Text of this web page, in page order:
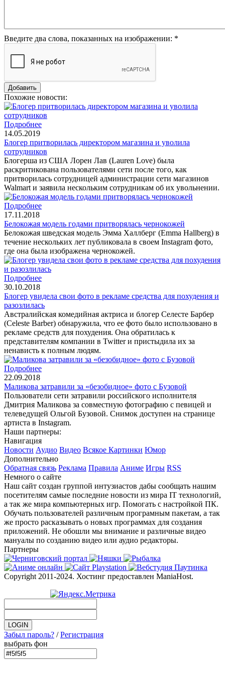
Введите два слова, показанных на изображении: *
Похожие новости:
Подробнее
14.05.2019
Блогер притворилась директором магазина и уволила
сотрудников
Блогерша из США Лорен Лав (Lauren Love) была
раскритикована пользователями сети после того, как
притворилась сотрудницей администрации сети магазинов
Walmart и заявила нескольким сотрудникам об их увольнении.
Подробнее
17.11.2018
Белокожая модель годами притворялась чернокожей
Белокожая шведская модель Эмма Халлберг (Emma Hallberg) в
течение нескольких лет публиковала в своем Instagram фото,
где она была изображена чернокожей.
Подробнее
30.10.2018
Блогер увидела свои фото в рекламе средства для похудения и
разозлилась
Австралийская комедийная актриса и блогер Селесте Барбер
(Celeste Barber) обнаружила, что ее фото было использовано в
рекламе средств для похудения. Она обратилась к
представителям компании в Twitter и пристыдила их за
ненависть к полным людям.
Подробнее
22.09.2018
Маликова затравили за «безобидное» фото с Бузовой
Пользователи сети затравили российского исполнителя
Дмитрия Маликова за совместную фотографию с певицей и
телеведущей Ольгой Бузовой. Снимок доступен на странице
артиста в Instagram.
Наши партнеры:
Навигация
Новости Аудио Видео Всякое Картинки Юмор
Дополнительно
Обратная связь Реклама Правила Аниме Игры RSS
Немного о сайте
Наш сайт создан группой интузиастов дабы сообщать нашим
посетителям самые последние новости из мира IT технологий,
а так же мира компьютерных игр. Помогать с настройкой ПК.
Обучать пользователей различным програмным пакетам, а так
же просто расказывать о новых программах для создания
приложений. Не обошли мы внимание и различные видео
мануалы по созданию видео или аудио редакторы.
Партнеры
Copyright 2011-2024. Хостинг предоставлен ManiaHost.
Забыл пароль? /Регистрация
выбрать фон